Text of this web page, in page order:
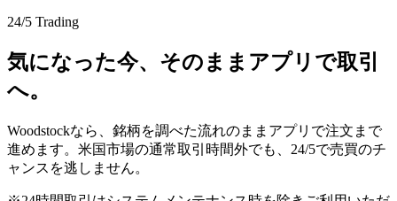
24/5 Trading
気になった今、そのままアプリで取引
へ。
Woodstockなら、銘柄を調べた流れのままアプリで注文まで
進めます。米国市場の通常取引時間外でも、24/5で売買のチ
ャンスを逃しません。